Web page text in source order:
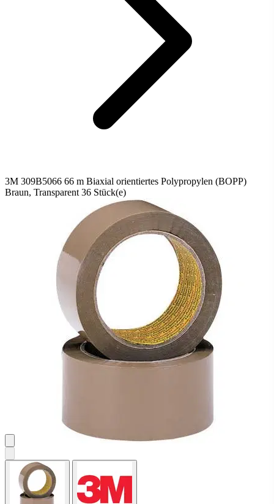
3M 309B5066 66 m Biaxial orientiertes Polypropylen (BOPP)
Braun, Transparent 36 Stück(e)